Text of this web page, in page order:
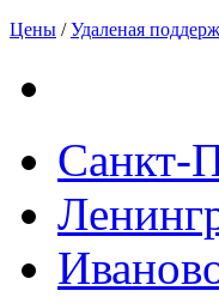
Цены /Удаленая
Санкт-